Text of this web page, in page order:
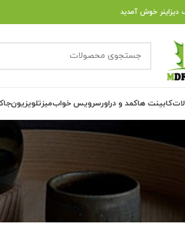
خوش آمدید
کابینت هاکمد و دراورسرویس خوابمیزتلویزیون